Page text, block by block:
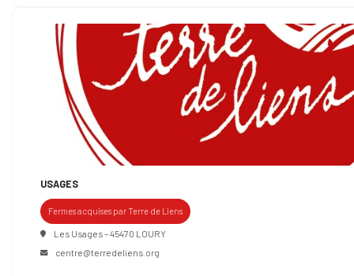
USAGES
Fermes acquises par Terre de Liens
Les Usages – 45470 LOURY
centre@terredeliens.org